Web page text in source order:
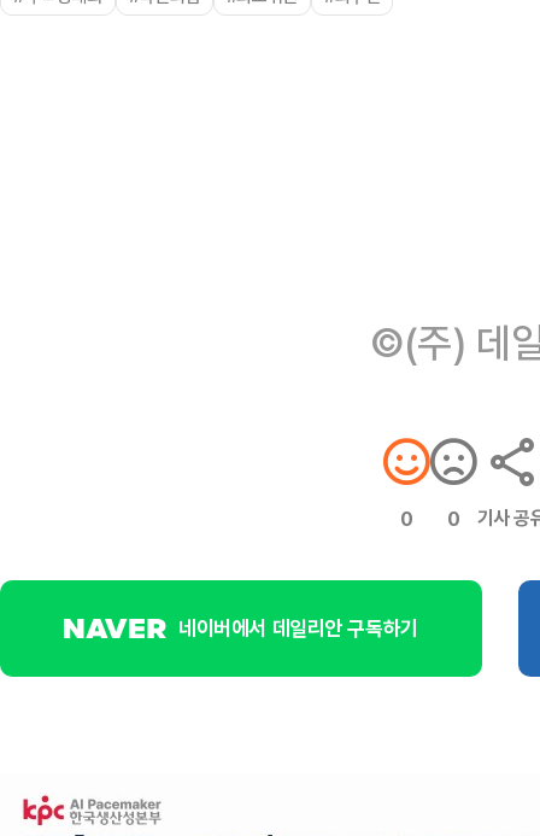
©(주) 데
0 0 기사 공
네이버에서 데일리안 구독하기